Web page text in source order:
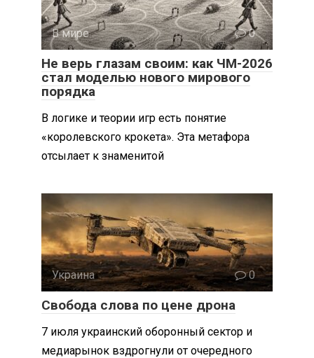
В мире 0
Не верь глазам своим: как ЧМ-2026
стал моделью нового мирового
порядка
В логике и теории игр есть понятие
«королевского крокета». Эта метафора
отсылает к знаменитой
Украина 0
Свобода слова по цене дрона
7 июля украинский оборонный сектор и
медиарынок вздрогнули от очередного